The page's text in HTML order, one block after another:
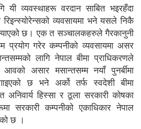
यी व्यवस्थाहरू वरदान साबित भइरहँदा
रिइन्स्योरेन्सको व्यवसायमा भने यसले निकै
छ। एक त सञ्चालकहरुले गैरकानुनी
प्रयोग गरेर कम्पनीको व्यवसायमा असर
लागि नेपाल बीमा प्राधिकरणले
असार मसान्तसम्म नयाँ पुनर्बीमा
छ भने अर्को तर्फ स्वदेशी बीमा
अनिवार्य हिस्सा र ठूला सरकारी कोषका
सरकारी कम्पनीको एकाधिकार नेपाल
छ ।